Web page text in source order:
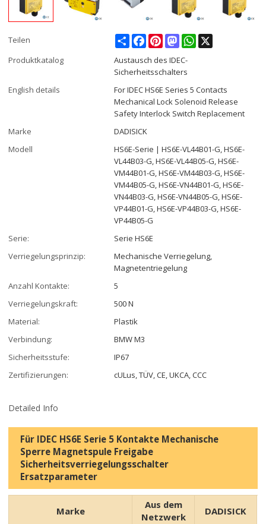
Teilen ShareFacebookPinterestMastodonWhatsApp
Produktkatalog
Austausch des IDEC-
Sicherheitsschalters
English details
For IDEC HS6E Series 5 Contacts
Mechanical Lock Solenoid Release
Safety Interlock Switch Replacement
Marke
DADISICK
Modell
HS6E-Serie | HS6E-VL44B01-G, HS6E-
VL44B03-G, HS6E-VL44B05-G, HS6E-
VM44B01-G, HS6E-VM44B03-G, HS6E-
VM44B05-G, HS6E-VN44B01-G, HS6E-
VN44B03-G, HS6E-VN44B05-G, HS6E-
VP44B01-G, HS6E-VP44B03-G, HS6E-
VP44B05-G
Serie:
Serie HS6E
Verriegelungsprinzip:
Mechanische Verriegelung,
Magnetentriegelung
Anzahl Kontakte:
5
Verriegelungskraft:
500 N
Material:
Plastik
Verbindung:
BMW M3
Sicherheitsstufe:
IP67
Zertifizierungen:
cULus, TÜV, CE, UKCA, CCC
Detailed Info
Für IDEC HS6E Serie 5 Kontakte Mechanische
Sperre Magnetspule Freigabe
Sicherheitsverriegelungsschalter
Ersatzparameter
Marke
Aus dem
Netzwerk
DADISICK